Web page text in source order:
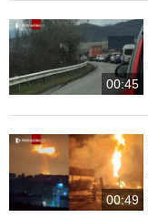
00:45
00:49